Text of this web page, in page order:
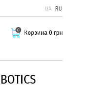
UA RU
0 Корзина 0 грн